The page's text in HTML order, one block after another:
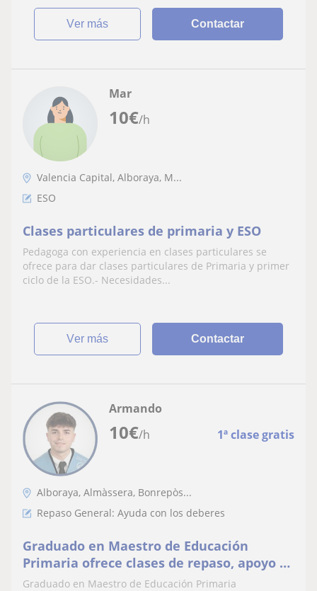
ver más Contactar
10€/h
Mar
Valencia Capital, Alboraya, M...
ESO
Clases particulares de primaria y ESO
Pedagoga con experiencia en clases particulares se
ofrece para dar clases particulares de Primaria y primer
ciclo de la ESO.- Necesidades...
ver más Contactar
10€/h 1ª clase gratis
Armando
Alboraya, Almàssera, Bonrepòs...
Repaso General: Ayuda con los deberes
Graduado en Maestro de Educación
Primaria ofrece clases de repaso, apoyo o
ayuda con los deberes
Graduado en Maestro de Educación Primaria